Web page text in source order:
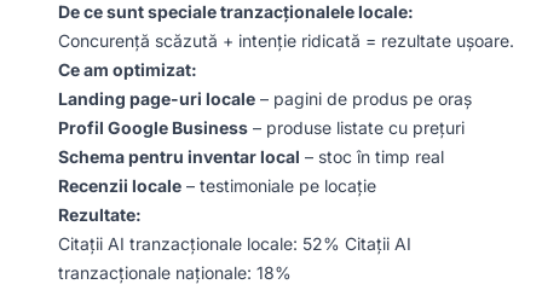
De ce sunt speciale tranzacționalele locale:
Concurență scăzută + intenție ridicată = rezultate ușoare.
Ce am optimizat:
Landing page-uri locale – pagini de produs pe oraș
Profil Google Business – produse listate cu prețuri
Schema pentru inventar local – stoc în timp real
Recenzii locale – testimoniale pe locație
Rezultate:
Citații AI tranzacționale locale: 52% Citații AI
tranzacționale naționale: 18%